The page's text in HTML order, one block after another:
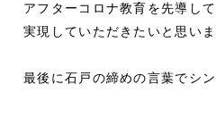
アフターコロナ教育を先導し
実現していただきたいと思いま
最後に石戸の締めの言葉でシ